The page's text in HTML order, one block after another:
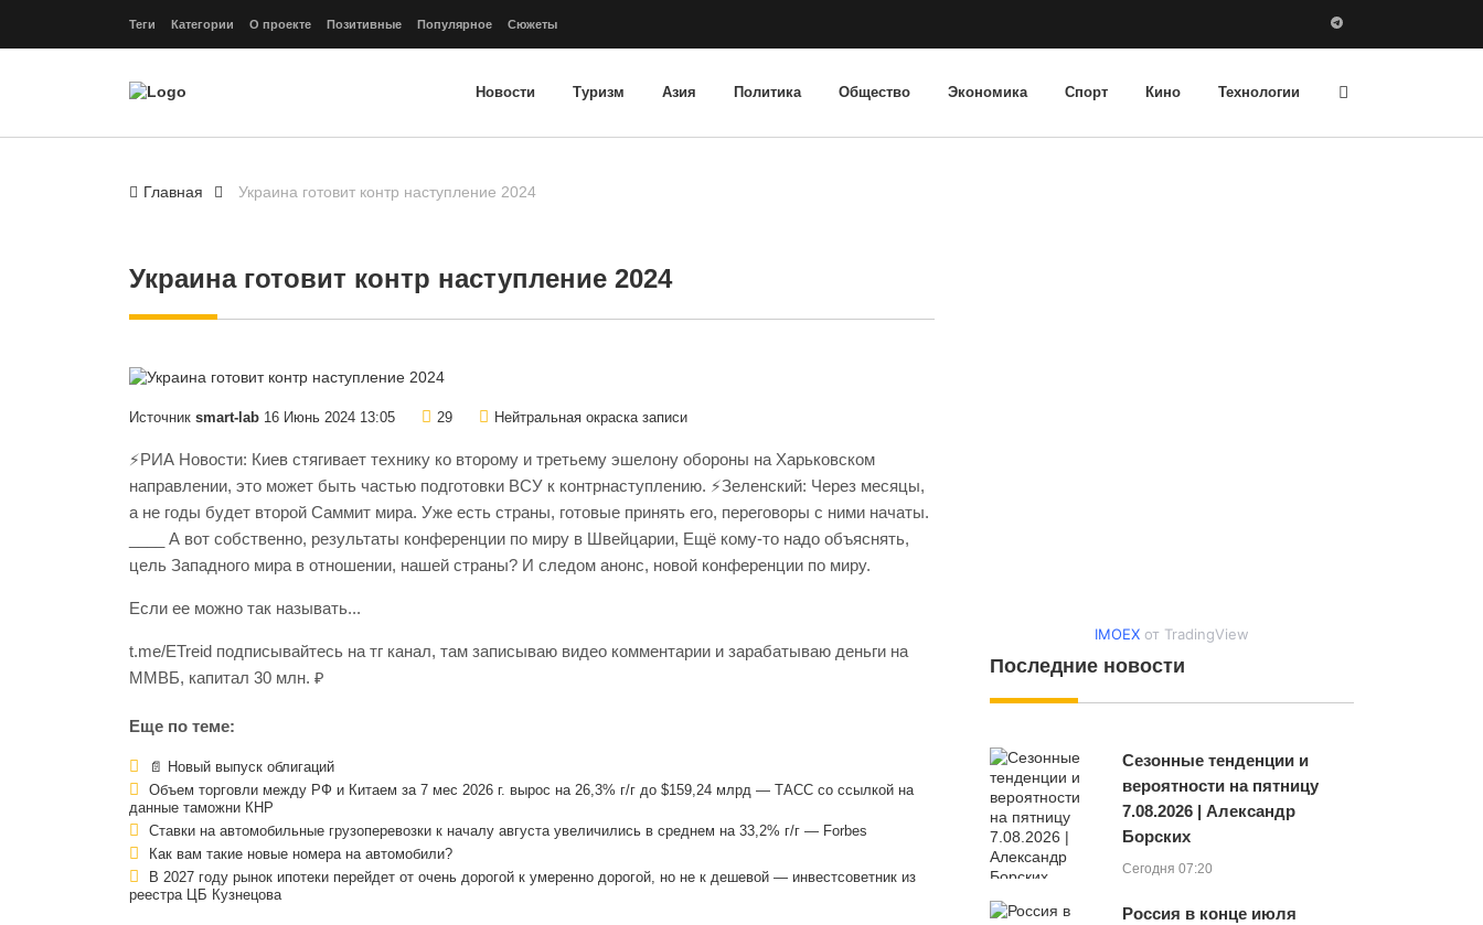
Теги Категории О проекте Позитивные Популярное Сюжеты
Новости Туризм Азия Политика Общество Экономика Спорт Кино Технологии
Главная Украина готовит контр наступление 2024
Украина готовит контр наступление 2024
Источник smart-lab 16 Июнь 2024 13:05 29 Нейтральная окраска записи
⚡️РИА Новости: Киев стягивает технику ко второму и третьему эшелону обороны на Харьковском
направлении, это может быть частью подготовки ВСУ к контрнаступлению. ⚡️Зеленский: Через месяцы,
а не годы будет второй Саммит мира. Уже есть страны, готовые принять его, переговоры с ними начаты.
____ А вот собственно, результаты конференции по миру в Швейцарии, Ещё кому-то надо объяснять,
цель Западного мира в отношении, нашей страны? И следом анонс, новой конференции по миру.
Если ее можно так называть...
t.me/ETreid подписывайтесь на тг канал, там записываю видео комментарии и зарабатываю деньги на
ММВБ, капитал 30 млн. ₽
Еще по теме:
📄 Новый выпуск облигаций
Объем торговли между РФ и Китаем за 7 мес 2026 г. вырос на 26,3% г/г до $159,24 млрд — ТАСС со ссылкой на
данные таможни КНР
Cтавки на автомобильные грузоперевозки к началу августа увеличились в среднем на 33,2% г/г — Forbes
Как вам такие новые номера на автомобили?
В 2027 году рынок ипотеки перейдет от очень дорогой к умеренно дорогой, но не к дешевой — инвестсоветник из
реестра ЦБ Кузнецова
IMOEX от TradingView
Последние новости
Сезонные тенденции и
вероятности на пятницу
7.08.2026 | Александр
Борских
Сегодня 07:20
Россия в конце июля